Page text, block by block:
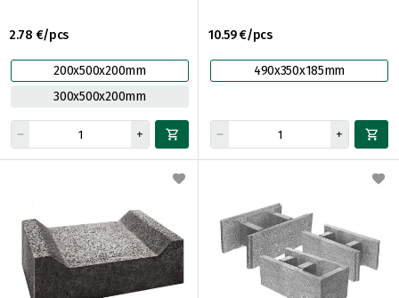
2.78 €/pcs
200x500x200mm
300x500x200mm
10.59 €/pcs
490x350x185mm